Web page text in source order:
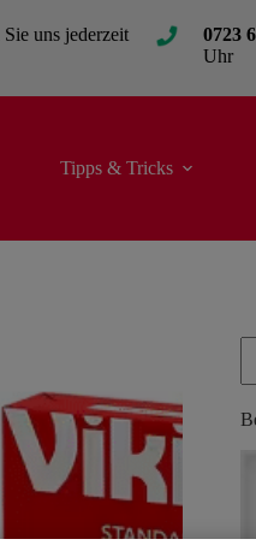
uns jederzeit 0723
Uhr
Tipps & Tricks